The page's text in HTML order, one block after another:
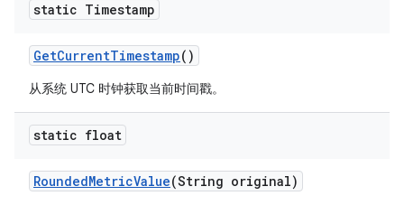
static Timestamp
GetCurrentTimestamp()
从系统 UTC 时钟获取当前时间戳。
static float
RoundedMetricValue(String original)